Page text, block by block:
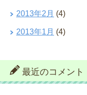
2013年2月 (4)
2013年1月 (4)
最近のコメント